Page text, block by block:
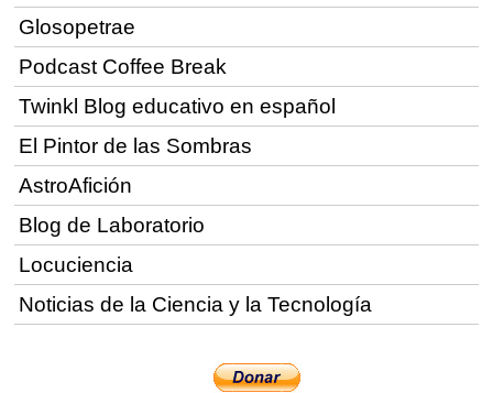
Glosopetrae
Podcast Coffee Break
Twinkl Blog educativo en español
El Pintor de las Sombras
AstroAfición
Blog de Laboratorio
Locuciencia
Noticias de la Ciencia y la Tecnología